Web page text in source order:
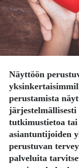
Näyttöön
perustamista
tutkimustietoa
asiantuntijoiden
perustuvan
palveluita